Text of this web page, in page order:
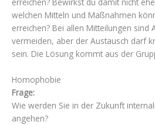
erreichen? Bewirkst du damit nicht
welchen Mitteln und Maßnahmen
erreichen? Bei allen Mitteilungen sind
vermeiden, aber der Austausch darf
sein. Die Lösung kommt aus der
Homophobie
Frage:
Wie werden Sie in der Zukunft
angehen?